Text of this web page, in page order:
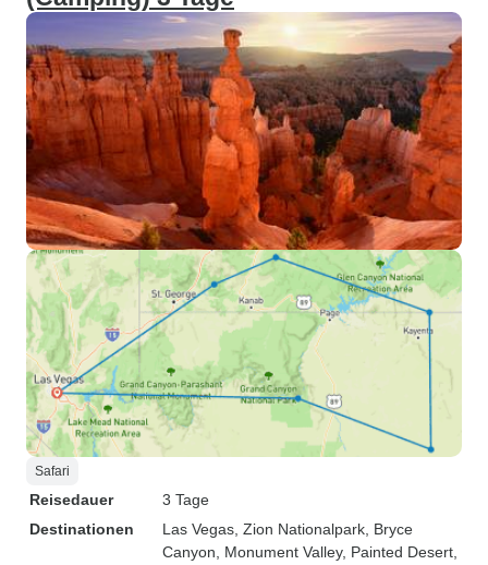
Safari
Reisedauer
3 Tage
Destinationen
Las Vegas , Zion Nationalpark , Bryce
Canyon , Monument Valley, Painted Desert